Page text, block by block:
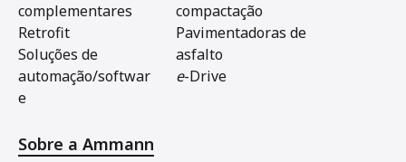
complementares
Retrofit
Soluções de
automação/softwar
e
compactação
Pavimentadoras de
asfalto
e-Drive
Sobre a Ammann